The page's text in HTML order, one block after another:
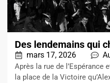
Des lendemains qui
mars 17, 2026
Après la rue de l’Espérance
la place de la Victoire